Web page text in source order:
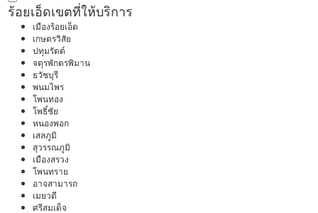
ร้อยเอ็ดเขตที่ให้บริการ
เมืองร้อยเอ็ด
เกษตรวิสัย
ปทุมรัตต์
จตุรพักตรพิมาน
ธวัชบุรี
พนมไพร
โพนทอง
โพธิ์ชัย
หนองพอก
เสลภูมิ
สุวรรณภูมิ
เมืองสรวง
โพนทราย
อาจสามารถ
เมยวดี
ศรีสมเด็จ